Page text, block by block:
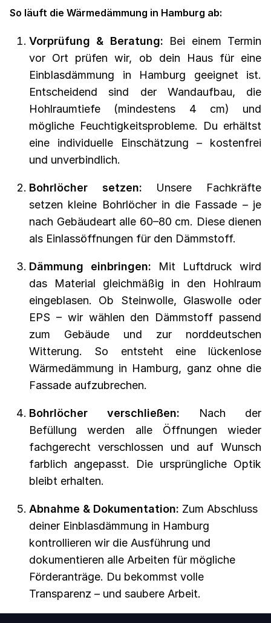
So läuft die Wärmedämmung in Hamburg ab:
Vorprüfung & Beratung: Bei einem Termin
vor Ort prüfen wir, ob dein Haus für eine
Einblasdämmung in Hamburg geeignet ist.
Entscheidend sind der Wandaufbau, die
Hohlraumtiefe (mindestens 4 cm) und
mögliche Feuchtigkeitsprobleme. Du erhältst
eine individuelle Einschätzung – kostenfrei
und unverbindlich.
Bohrlöcher setzen: Unsere Fachkräfte
setzen kleine Bohrlöcher in die Fassade – je
nach Gebäudeart alle 60–80 cm. Diese dienen
als Einlassöffnungen für den Dämmstoff.
Dämmung einbringen: Mit Luftdruck wird
das Material gleichmäßig in den Hohlraum
eingeblasen. Ob Steinwolle, Glaswolle oder
EPS – wir wählen den Dämmstoff passend
zum Gebäude und zur norddeutschen
Witterung. So entsteht eine lückenlose
Wärmedämmung in Hamburg, ganz ohne die
Fassade aufzubrechen.
Bohrlöcher verschließen: Nach der
Befüllung werden alle Öffnungen wieder
fachgerecht verschlossen und auf Wunsch
farblich angepasst. Die ursprüngliche Optik
bleibt erhalten.
Abnahme & Dokumentation: Zum Abschluss
deiner Einblasdämmung in Hamburg
kontrollieren wir die Ausführung und
dokumentieren alle Arbeiten für mögliche
Förderanträge. Du bekommst volle
Transparenz – und saubere Arbeit.